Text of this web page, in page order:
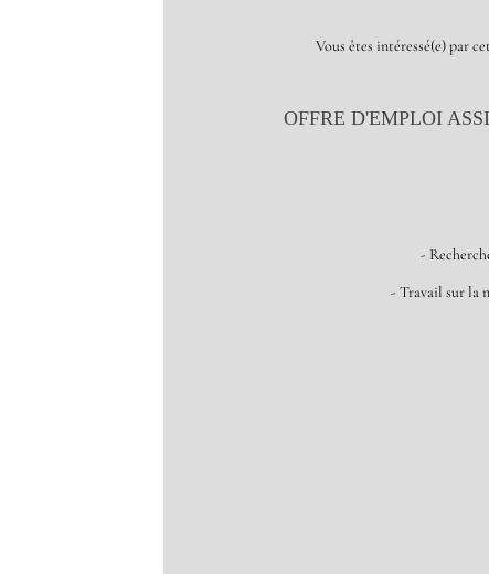
Vous êtes intéressé(e) par
OFFRE D'EMPLOI
-
- Travail sur la